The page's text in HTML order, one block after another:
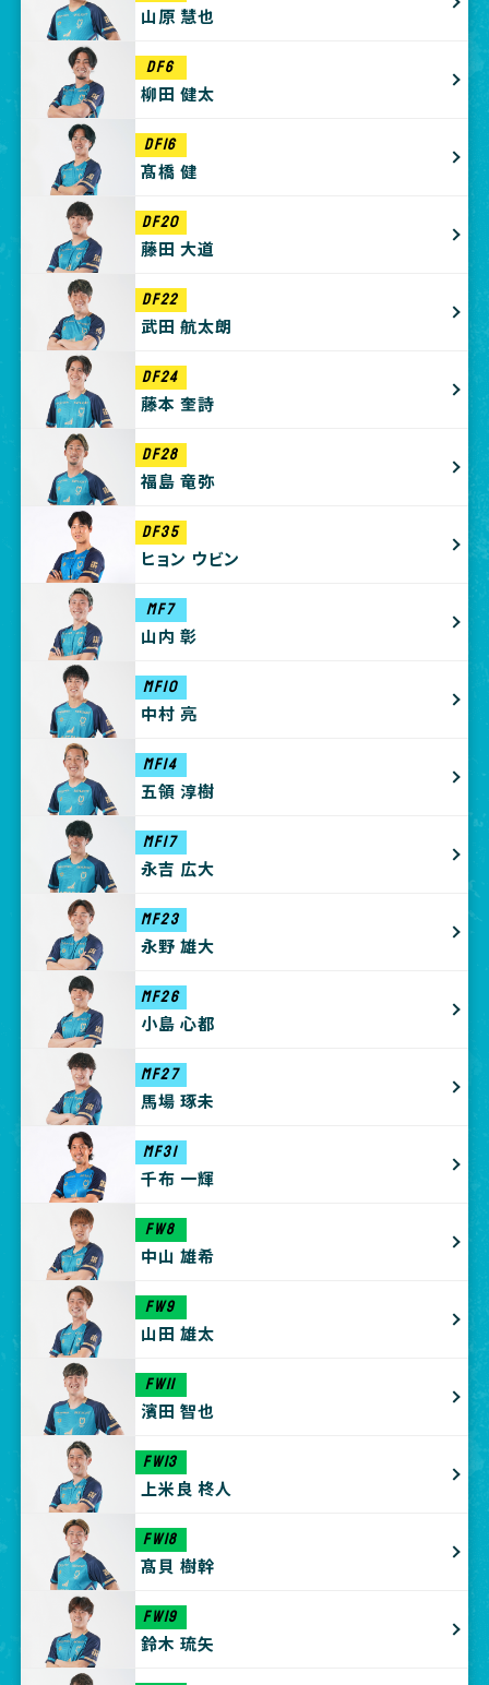
山原 慧也
DF6
柳田 健太
DF16
髙橋 健
DF20
藤田 大道
DF22
武田 航太朗
DF24
藤本 奎詩
DF28
福島 竜弥
DF35
ヒョン ウビン
MF7
山内 彰
MF10
中村 亮
MF14
五領 淳樹
MF17
永吉 広大
MF23
永野 雄大
MF26
小島 心都
MF27
馬場 琢未
MF31
千布 一輝
FW8
中山 雄希
FW9
山田 雄太
FW11
濱田 智也
FW13
上米良 柊人
FW18
髙貝 樹幹
FW19
鈴木 琉矢